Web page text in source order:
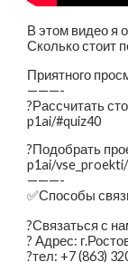
В этом видео я
Сколько стоит
Приятного
———-
?Рассчитать
p1ai/#quiz40
?Подобрать
p1ai/vse_proekti/
———-
✅Способы
?Связаться с
? Адрес:
?тел: +7 (863)